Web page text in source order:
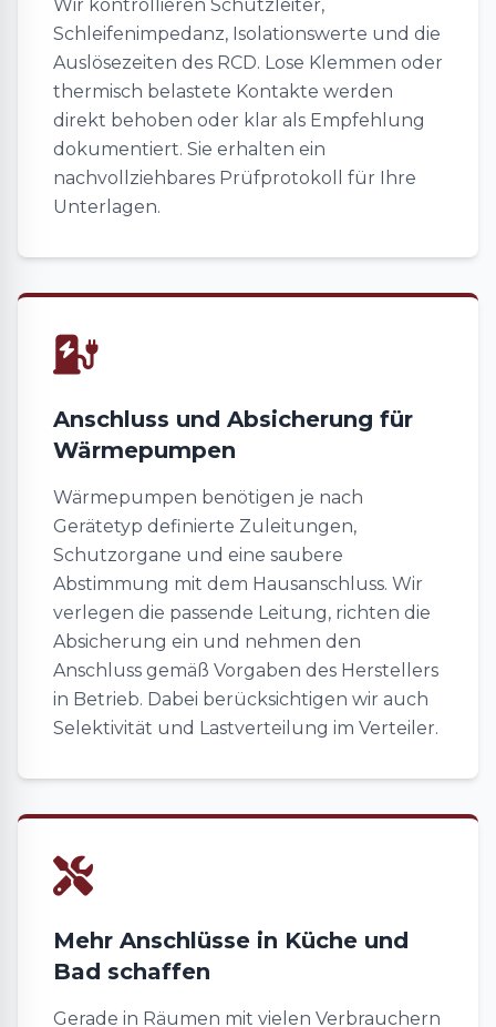
Wir kontrollieren Schutzleiter,
Schleifenimpedanz, Isolationswerte und die
Auslösezeiten des RCD. Lose Klemmen oder
thermisch belastete Kontakte werden
direkt behoben oder klar als Empfehlung
dokumentiert. Sie erhalten ein
nachvollziehbares Prüfprotokoll für Ihre
Unterlagen.
Anschluss und Absicherung für
Wärmepumpen
Wärmepumpen benötigen je nach
Gerätetyp definierte Zuleitungen,
Schutzorgane und eine saubere
Abstimmung mit dem Hausanschluss. Wir
verlegen die passende Leitung, richten die
Absicherung ein und nehmen den
Anschluss gemäß Vorgaben des Herstellers
in Betrieb. Dabei berücksichtigen wir auch
Selektivität und Lastverteilung im Verteiler.
Mehr Anschlüsse in Küche und
Bad schaffen
Gerade in Räumen mit vielen Verbrauchern